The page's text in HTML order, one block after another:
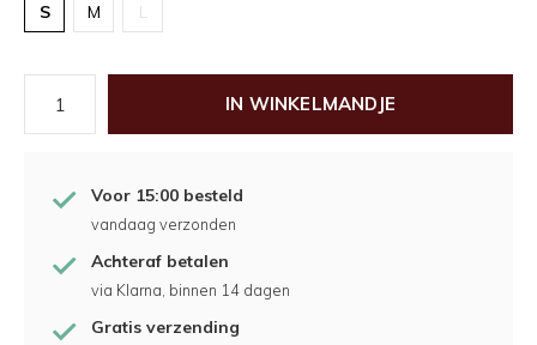
S M L
IN WINKELMANDJE
Voor 15:00 besteld
vandaag verzonden
Achteraf betalen
via Klarna, binnen 14 dagen
Gratis verzending